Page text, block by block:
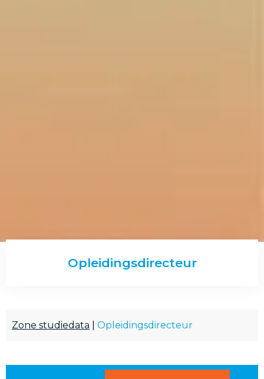
Opleidingsdirecteur
Zone studiedata Opleidingsdirecteur